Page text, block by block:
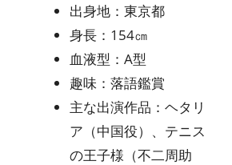
出身地：東京都
身長：154㎝
血液型：A型
趣味：落語鑑賞
主な出演作品：ヘタリ
ア（中国役）、テニス
の王子様（不二周助